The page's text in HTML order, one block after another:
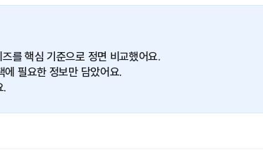
를 핵심 기준으로 정면 비교했어요.
에 필요한 정보만 담았어요.
.